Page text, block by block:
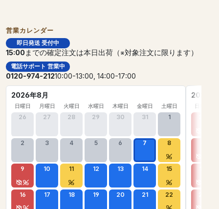
営業カレンダー
即日発送 受付中
15:00までの確定注文は本日出荷（※対象注文に限ります）
電話サポート 営業中
0120-974-21210:00-13:00, 14:00-17:00
2026年8月
日曜日 月曜日 火曜日 水曜日 木曜日 金曜日 土曜日
26 27 28 29 30 31 1
2 3 4 5 6 7 8
9 10 11 12 13 14 15
16 17 18 19 20 21 22
2026年
日曜日